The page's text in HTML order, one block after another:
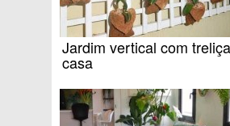
Jardim vertical com
casa